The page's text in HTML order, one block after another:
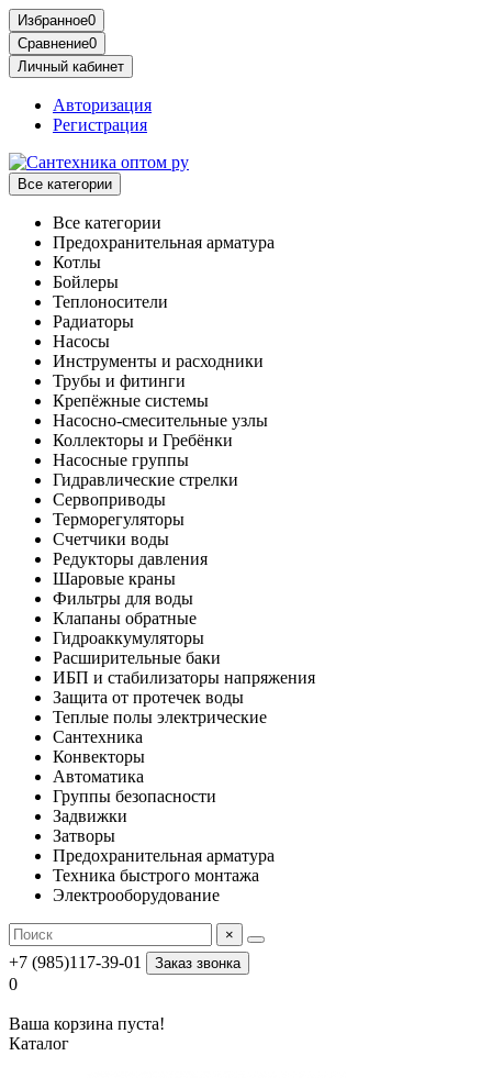
Избранное0
Сравнение0
Личный кабинет
Авторизация
Регистрация
Все категории
Все категории
Предохранительная арматура
Котлы
Бойлеры
Теплоносители
Радиаторы
Насосы
Инструменты и расходники
Трубы и фитинги
Крепёжные системы
Насосно-смесительные узлы
Коллекторы и Гребёнки
Насосные группы
Гидравлические стрелки
Сервоприводы
Терморегуляторы
Счетчики воды
Редукторы давления
Шаровые краны
Фильтры для воды
Клапаны обратные
Гидроаккумуляторы
Расширительные баки
ИБП и стабилизаторы напряжения
Защита от протечек воды
Теплые полы электрические
Сантехника
Конвекторы
Автоматика
Группы безопасности
Задвижки
Затворы
Предохранительная арматура
Техника быстрого монтажа
Электрооборудование
×
+7 (985)117-39-01 Заказ звонка
0
Ваша корзина пуста!
Каталог